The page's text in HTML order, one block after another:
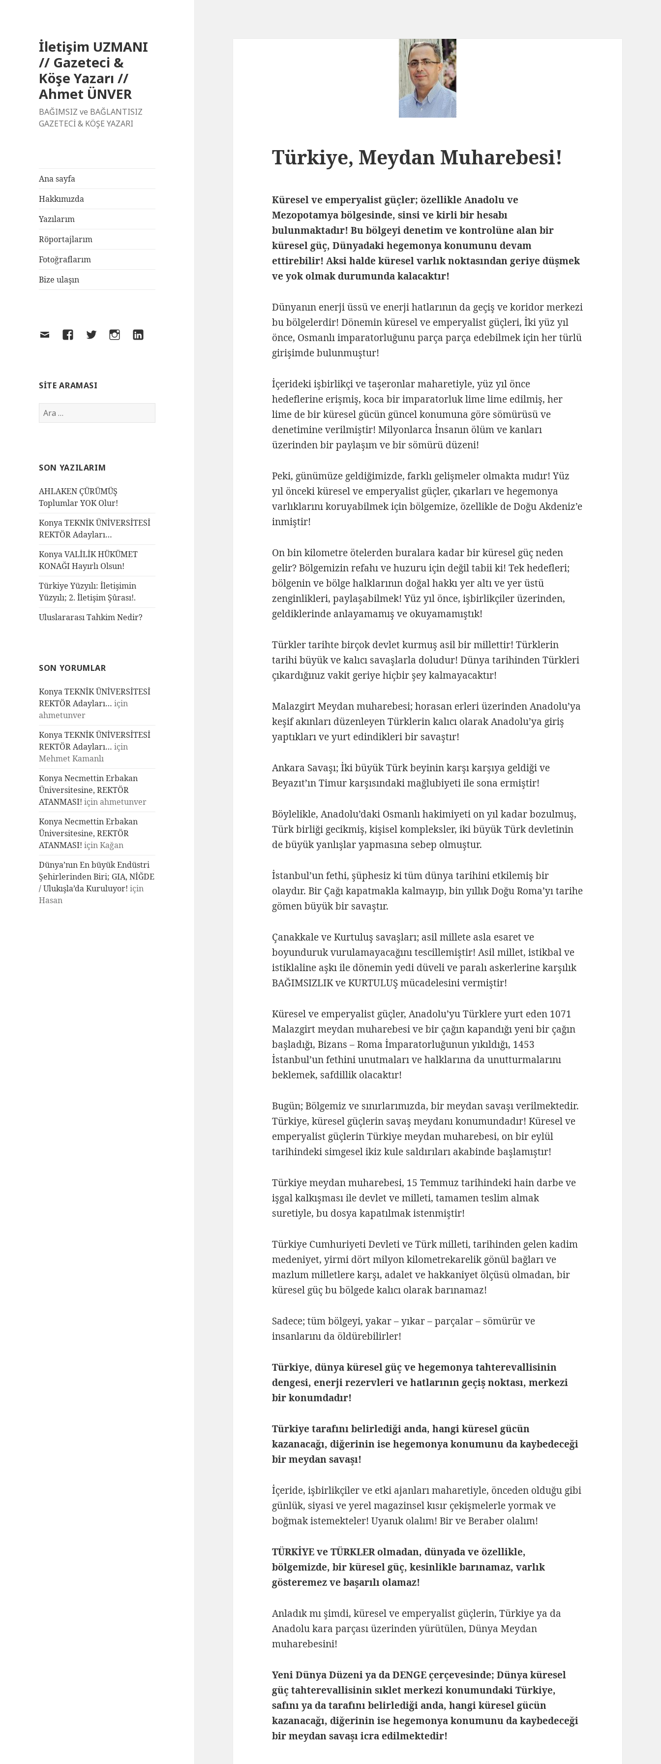
İletişim UZMANI
// Gazeteci &
Köşe Yazarı //
Ahmet ÜNVER
BAĞIMSIZ ve BAĞLANTISIZ
GAZETECİ & KÖŞE YAZARI
Ana sayfa
Hakkımızda
Yazılarım
Röportajlarım
Fotoğraflarım
Bize ulaşın
SITE ARAMASI
SON YAZILARIM
AHLAKEN ÇÜRÜMÜŞ
Toplumlar YOK Olur!
Konya TEKNİK ÜNİVERSİTESİ
REKTÖR Adayları…
Konya VALİLİK HÜKÜMET
KONAĞI Hayırlı Olsun!
Türkiye Yüzyılı: İletişimin
Yüzyılı; 2. İletişim Şûrası!.
Uluslararası Tahkim Nedir?
SON YORUMLAR
Konya TEKNİK ÜNİVERSİTESİ
REKTÖR Adayları… için
ahmetunver
Konya TEKNİK ÜNİVERSİTESİ
REKTÖR Adayları… için
Mehmet Kamanlı
Konya Necmettin Erbakan
Üniversitesine, REKTÖR
ATANMASI! için ahmetunver
Konya Necmettin Erbakan
Üniversitesine, REKTÖR
ATANMASI! içinKağan
Dünya’nın En büyük Endüstri
Şehirlerinden Biri; GIA, NİĞDE
/ Ulukışla’da Kuruluyor! için
Hasan
Türkiye, Meydan Muharebesi!
Küresel ve emperyalist güçler; özellikle Anadolu ve
Mezopotamya bölgesinde, sinsi ve kirli bir hesabı
bulunmaktadır! Bu bölgeyi denetim ve kontrolüne alan bir
küresel güç, Dünyadaki hegemonya konumunu devam
ettirebilir! Aksi halde küresel varlık noktasından geriye düşmek
ve yok olmak durumunda kalacaktır!
Dünyanın enerji üssü ve enerji hatlarının da geçiş ve koridor merkezi
bu bölgelerdir! Dönemin küresel ve emperyalist güçleri, İki yüz yıl
önce, Osmanlı imparatorluğunu parça parça edebilmek için her türlü
girişimde bulunmuştur!
İçerideki işbirlikçi ve taşeronlar maharetiyle, yüz yıl önce
hedeflerine erişmiş, koca bir imparatorluk lime lime edilmiş, her
lime de bir küresel gücün güncel konumuna göre sömürüsü ve
denetimine verilmiştir! Milyonlarca İnsanın ölüm ve kanları
üzerinden bir paylaşım ve bir sömürü düzeni!
Peki, günümüze geldiğimizde, farklı gelişmeler olmakta mıdır! Yüz
yıl önceki küresel ve emperyalist güçler, çıkarları ve hegemonya
varlıklarını koruyabilmek için bölgemize, özellikle de Doğu Akdeniz’e
inmiştir!
On bin kilometre ötelerden buralara kadar bir küresel güç neden
gelir? Bölgemizin refahı ve huzuru için değil tabii ki! Tek hedefleri;
bölgenin ve bölge halklarının doğal hakkı yer altı ve yer üstü
zenginlikleri, paylaşabilmek! Yüz yıl önce, işbirlikçiler üzerinden,
geldiklerinde anlayamamış ve okuyamamıştık!
Türkler tarihte birçok devlet kurmuş asil bir millettir! Türklerin
tarihi büyük ve kalıcı savaşlarla doludur! Dünya tarihinden Türkleri
çıkardığınız vakit geriye hiçbir şey kalmayacaktır!
Malazgirt Meydan muharebesi; horasan erleri üzerinden Anadolu’ya
keşif akınları düzenleyen Türklerin kalıcı olarak Anadolu’ya giriş
yaptıkları ve yurt edindikleri bir savaştır!
Ankara Savaşı; İki büyük Türk beyinin karşı karşıya geldiği ve
Beyazıt’ın Timur karşısındaki mağlubiyeti ile sona ermiştir!
Böylelikle, Anadolu’daki Osmanlı hakimiyeti on yıl kadar bozulmuş,
Türk birliği gecikmiş, kişisel kompleksler, iki büyük Türk devletinin
de büyük yanlışlar yapmasına sebep olmuştur.
İstanbul’un fethi, şüphesiz ki tüm dünya tarihini etkilemiş bir
olaydır. Bir Çağı kapatmakla kalmayıp, bin yıllık Doğu Roma’yı tarihe
gömen büyük bir savaştır.
Çanakkale ve Kurtuluş savaşları; asil millete asla esaret ve
boyunduruk vurulamayacağını tescillemiştir! Asil millet, istikbal ve
istiklaline aşkı ile dönemin yedi düveli ve paralı askerlerine karşılık
BAĞIMSIZLIK ve KURTULUŞ mücadelesini vermiştir!
Küresel ve emperyalist güçler, Anadolu’yu Türklere yurt eden 1071
Malazgirt meydan muharebesi ve bir çağın kapandığı yeni bir çağın
başladığı, Bizans – Roma İmparatorluğunun yıkıldığı, 1453
İstanbul’un fethini unutmaları ve halklarına da unutturmalarını
beklemek, safdillik olacaktır!
Bugün; Bölgemiz ve sınırlarımızda, bir meydan savaşı verilmektedir.
Türkiye, küresel güçlerin savaş meydanı konumundadır! Küresel ve
emperyalist güçlerin Türkiye meydan muharebesi, on bir eylül
tarihindeki simgesel ikiz kule saldırıları akabinde başlamıştır!
Türkiye meydan muharebesi, 15 Temmuz tarihindeki hain darbe ve
işgal kalkışması ile devlet ve milleti, tamamen teslim almak
suretiyle, bu dosya kapatılmak istenmiştir!
Türkiye Cumhuriyeti Devleti ve Türk milleti, tarihinden gelen kadim
medeniyet, yirmi dört milyon kilometrekarelik gönül bağları ve
mazlum milletlere karşı, adalet ve hakkaniyet ölçüsü olmadan, bir
küresel güç bu bölgede kalıcı olarak barınamaz!
Sadece; tüm bölgeyi, yakar – yıkar – parçalar – sömürür ve
insanlarını da öldürebilirler!
Türkiye, dünya küresel güç ve hegemonya tahterevallisinin
dengesi, enerji rezervleri ve hatlarının geçiş noktası, merkezi
bir konumdadır!
Türkiye tarafını belirlediği anda, hangi küresel gücün
kazanacağı, diğerinin ise hegemonya konumunu da kaybedeceği
bir meydan savaşı!
İçeride, işbirlikçiler ve etki ajanları maharetiyle, önceden olduğu gibi
günlük, siyasi ve yerel magazinsel kısır çekişmelerle yormak ve
boğmak istemekteler! Uyanık olalım! Bir ve Beraber olalım!
TÜRKİYE ve TÜRKLER olmadan, dünyada ve özellikle,
bölgemizde, bir küresel güç, kesinlikle barınamaz, varlık
gösteremez ve başarılı olamaz!
Anladık mı şimdi, küresel ve emperyalist güçlerin, Türkiye ya da
Anadolu kara parçası üzerinden yürütülen, Dünya Meydan
muharebesini!
Yeni Dünya Düzeni ya da DENGE çerçevesinde; Dünya küresel
güç tahterevallisinin sıklet merkezi konumundaki Türkiye,
safını ya da tarafını belirlediği anda, hangi küresel gücün
kazanacağı, diğerinin ise hegemonya konumunu da kaybedeceği
bir meydan savaşı icra edilmektedir!